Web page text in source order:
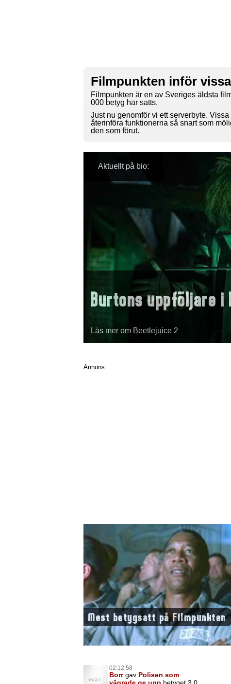
Filmpunkten inför
Filmpunkten är en av Sveriges äldsta
000 betyg har satts.
Just nu genomför vi ett serverbyte.
återinföra funktionerna så snart som
den som förut.
Aktuellt på bio:
Burtons uppföljare i
Läs mer om Beetlejuice 2
Annons:
Mest betygsatt på Filmpunkten
02:12:58
Borrgav Polisen som
vägrade ge upp betyget 3,0